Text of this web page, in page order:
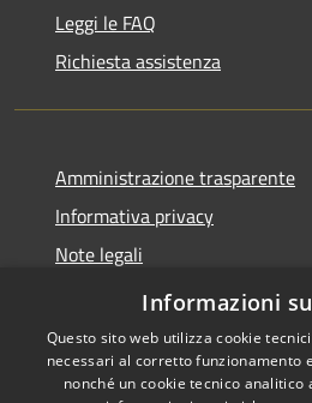
Leggi le FAQ
Richiesta assistenza
Amministrazione trasparente
Informativa privacy
Note legali
Dichiarazione di accessibilità
Informazioni
Questo sito web utilizza cookie
necessari al corretto funzionamento
nonché un cookie tecnico